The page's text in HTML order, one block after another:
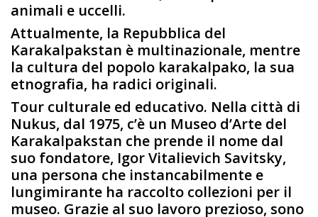
animali e uccelli.
Attualmente, la Repubblica del
Karakalpakstan è multinazionale, mentre
la cultura del popolo karakalpako, la sua
etnografia, ha radici originali.
Tour culturale ed educativo. Nella città di
Nukus, dal 1975, c’è un Museo d’Arte del
Karakalpakstan che prende il nome dal
suo fondatore, Igor Vitalievich Savitsky,
una persona che instancabilmente e
lungimirante ha raccolto collezioni per il
museo. Grazie al suo lavoro prezioso, sono